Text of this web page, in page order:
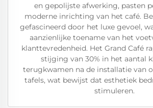
en gepolijste afwerking, pasten
moderne inrichting van het café.
gefascineerd door het luxe gevoel,
aanzienlijke toename van het
klanttevredenheid. Het Grand Café
stijging van 30% in het aantal
terugkwamen na de installatie van
tafels, wat bewijst dat esthetiek
stimuleren.